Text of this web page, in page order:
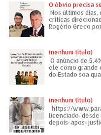
O óbvio precisa
Nos últimos dias,
críticas
Rogério Greco
(nenhum título)
O anúncio de
ele como grande
do Estado soa
(nenhum título)
https://
licenciado-
depois-apos-